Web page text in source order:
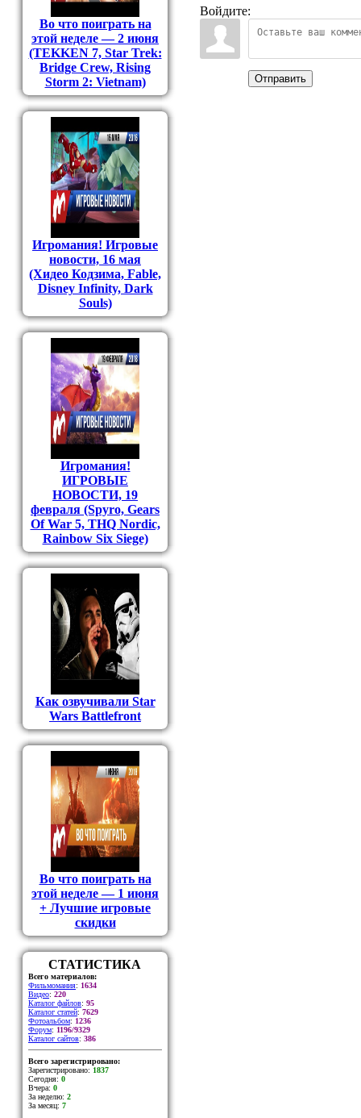
Во что поиграть на
этой неделе — 2 июня
(TEKKEN 7, Star Trek:
Bridge Crew, Rising
Storm 2: Vietnam)
Игромания! Игровые
новости, 16 мая
(Хидео Кодзима, Fable,
Disney Infinity, Dark
Souls)
Игромания!
ИГРОВЫЕ
НОВОСТИ, 19
февраля (Spyro, Gears
Of War 5, THQ Nordic,
Rainbow Six Siege)
Как озвучивали Star
Wars Battlefront
Во что поиграть на
этой неделе — 1 июня
+ Лучшие игровые
скидки
СТАТИСТИКА
Всего материалов:
Фильмомания: 1634
Видео: 220
Каталог файлов: 95
Каталог статей: 7629
Фотоальбом: 1236
Форум: 1196/9329
Каталог сайтов: 386
Всего зарегистрировано:
Зарегистрировано: 1837
Сегодня: 0
Вчера: 0
За неделю: 2
За месяц: 7
Войдите:
Отправить